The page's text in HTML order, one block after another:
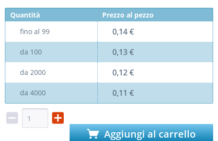
Quantità
Prezzo al pezzo
fino al 99 0,14 €
da 100 0,13 €
da 2000 0,12 €
da 4000 0,11 €
Aggiungi al carrello